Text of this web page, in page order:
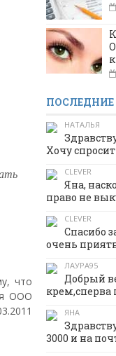
что
ООО
НАТАЛЬЯ
Хочу
CLEVER
Яна,
право не
CLEVER
Спасибо
очень
ЛАУРА95
Добрый
крем,сперва
ЯНА
3000 и на